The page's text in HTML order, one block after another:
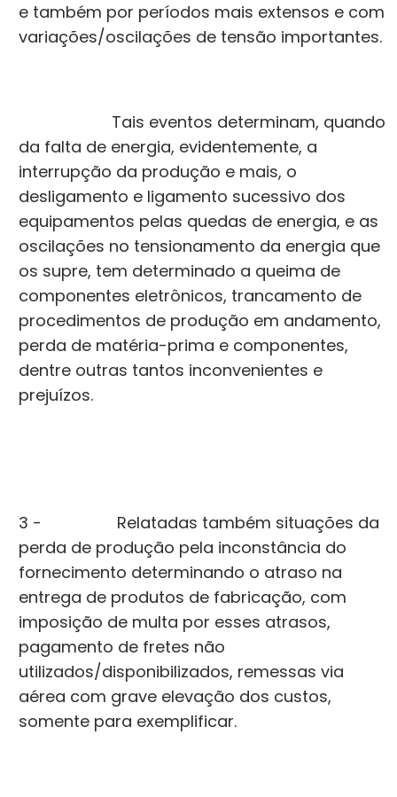
e também por períodos mais extensos e com
variações/oscilações de tensão importantes.
Tais eventos determinam, quando
da falta de energia, evidentemente, a
interrupção da produção e mais, o
desligamento e ligamento sucessivo dos
equipamentos pelas quedas de energia, e as
oscilações no tensionamento da energia que
os supre, tem determinado a queima de
componentes eletrônicos, trancamento de
procedimentos de produção em andamento,
perda de matéria-prima e componentes,
dentre outras tantos inconvenientes e
prejuízos.
3 - Relatadas também situações da
perda de produção pela inconstância do
fornecimento determinando o atraso na
entrega de produtos de fabricação, com
imposição de multa por esses atrasos,
pagamento de fretes não
utilizados/disponibilizados, remessas via
aérea com grave elevação dos custos,
somente para exemplificar.